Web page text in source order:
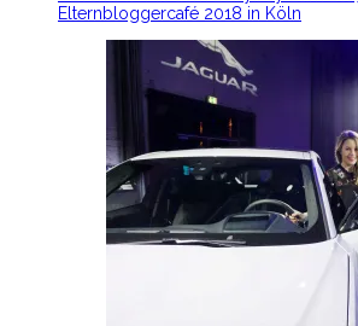
Elternbloggercafé 2018 in Köln